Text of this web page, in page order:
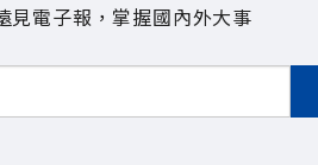
見電子報，掌握國內外大事